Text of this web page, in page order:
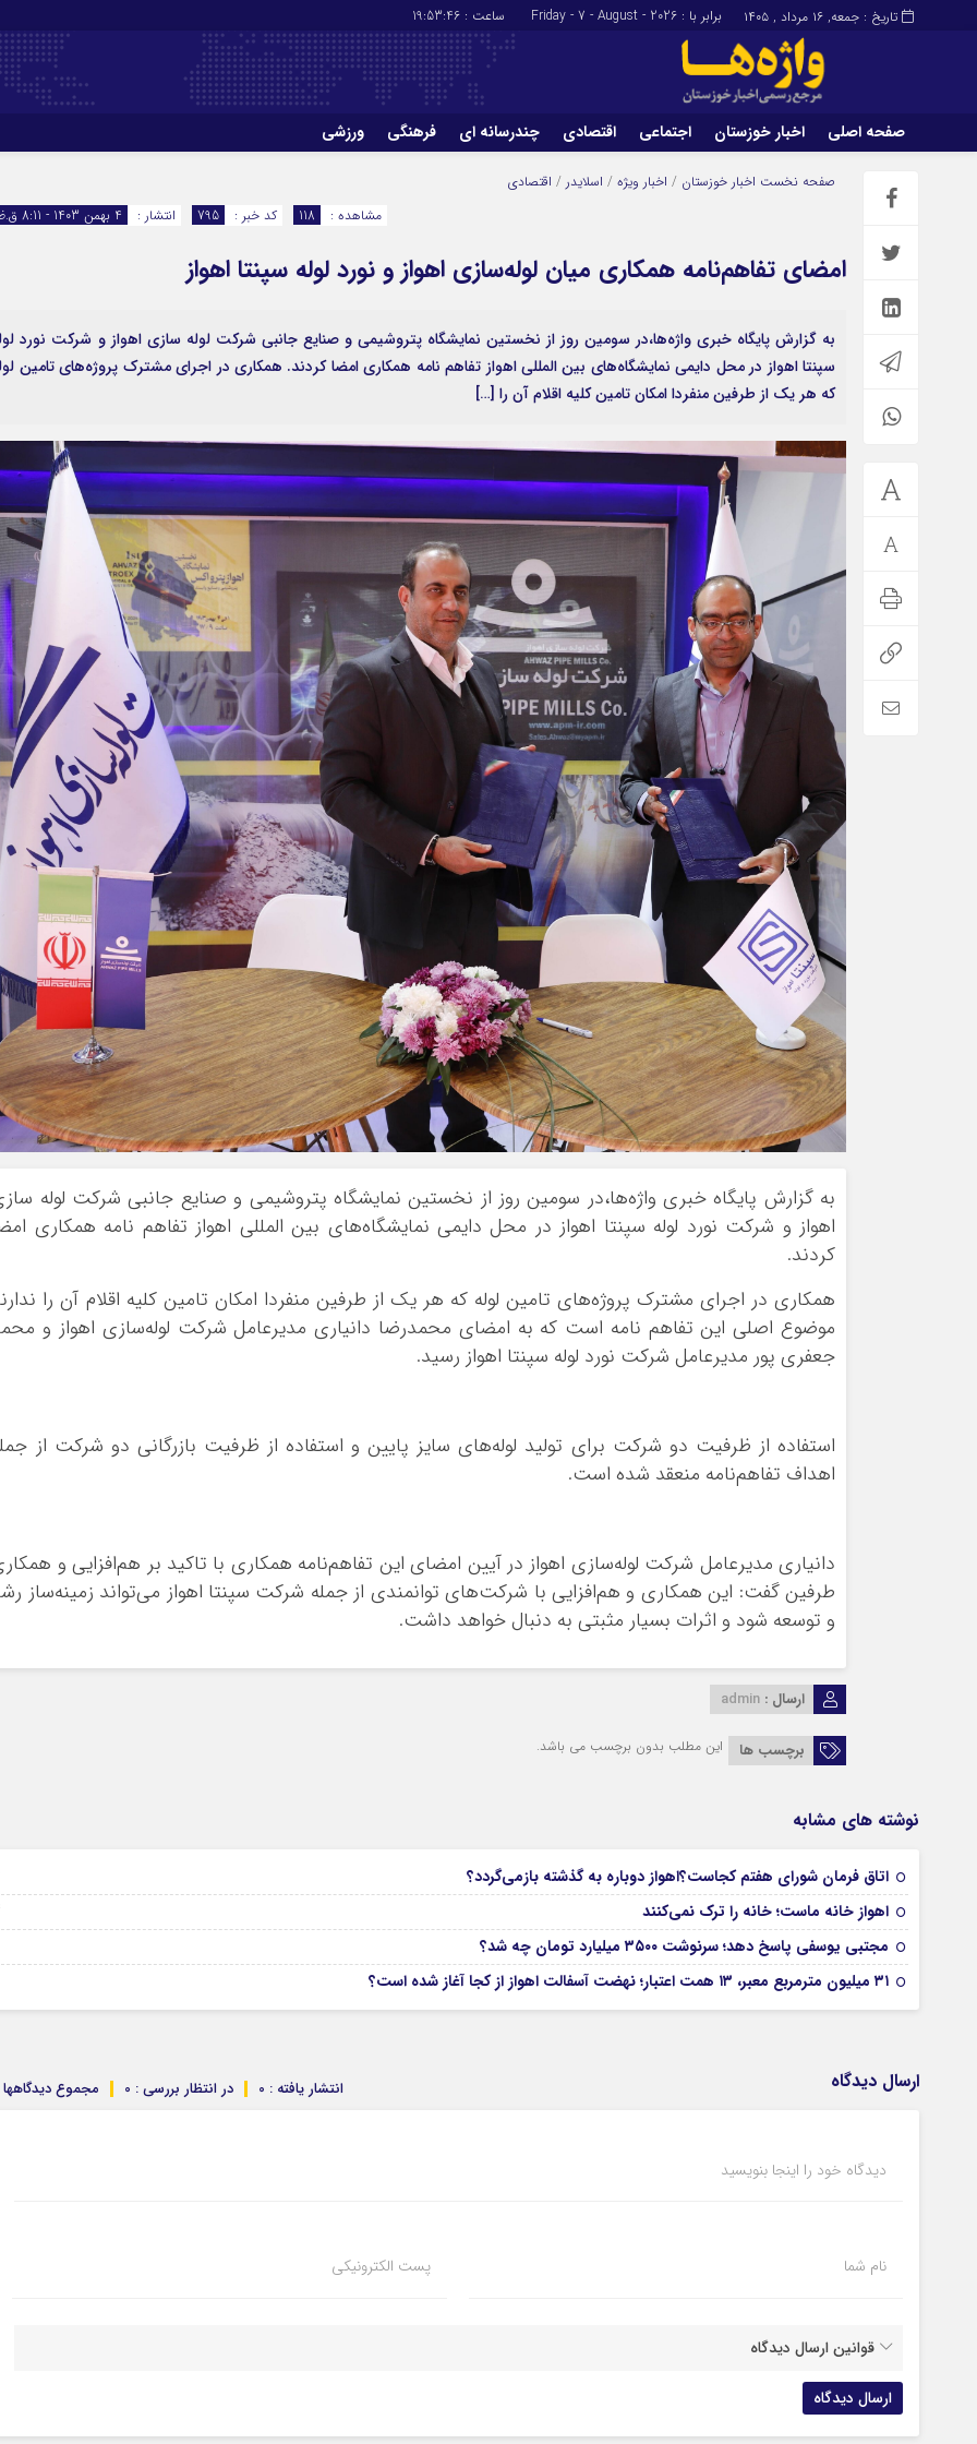
تاریخ : جمعه, ۱۶ مرداد , ۱۴۰۵ برابر با : Friday - 7 - August - 2026 ساعت : 19:53:47
صفحه اصلی اخبار خوزستان اجتماعی اقتصادی چندرسانه ای فرهنگی ورزشی
برگه نمونه تماس با ما صفحه نخست اخبار خوزستان / اخبار ویژه / اسلایدر / اقتصادی
انتشار :
4 بهمن 1403 - 8:11 ق.ظ کد خبر : 795 مشاهده : 118
امضای تفاهم‌نامه همكاری میان لوله‌سازی اهواز و نورد لوله سپنتا اهواز
به گزارش پایگاه خبری واژه‌ها،در سومین روز از نخستین نمایشگاه پتروشیمی و صنایع جانبی شرکت لوله سازی اهواز و شرکت نورد
سپنتا اهواز در محل دایمی نمایشگاه‌های بین المللی اهواز تفاهم نامه همکاری امضا کردند. همکاری در اجرای مشترک پروژه‌های تامین
که هر یک از طرفین منفردا امکان تامین کلیه اقلام آن را […]
به گزارش پایگاه خبری واژه‌ها،در سومین روز از نخستین نمایشگاه پتروشیمی و صنایع جانبی شرکت لوله
اهواز و شرکت نورد لوله سپنتا اهواز در محل دایمی نمایشگاه‌های بین المللی اهواز تفاهم نامه همکاری
کردند.
همکاری در اجرای مشترک پروژه‌های تامین لوله که هر یک از طرفین منفردا امکان تامین کلیه اقلام آن را
موضوع اصلی این تفاهم نامه است که به امضای محمدرضا دانیاری مدیرعامل شرکت لوله‌سازی اهواز و
جعفری پور مدیرعامل شرکت نورد لوله سپنتا اهواز رسید.
استفاده از ظرفیت دو شرکت برای تولید لوله‌های سایز پایین و استفاده از ظرفیت بازرگانی دو شرکت از
اهداف تفاهم‌نامه منعقد شده است.
دانیاری مدیرعامل شرکت لوله‌سازی اهواز در آیین امضای این تفاهم‌نامه همکاری با تاکید بر هم‌افزایی و
طرفین گفت: این همکاری و هم‌افزایی با شرکت‌های توانمندی از جمله شرکت سپنتا اهواز می‌تواند زمینه‌ساز
و توسعه شود و اثرات بسیار مثبتی به دنبال خواهد داشت.
ارسال : admin
برچسب ها این مطلب بدون برچسب می باشد.
نوشته های مشابه
اتاق فرمان شورای هفتم کجاست؟اهواز دوباره به گذشته بازمی‌گردد؟
اهواز خانه ماست؛ خانه را ترک نمی‌کنند
مجتبی یوسفی پاسخ دهد؛ سرنوشت ۳۵۰۰ میلیارد تومان چه شد؟
۳۱ میلیون مترمربع معبر، ۱۳ همت اعتبار؛ نهضت آسفالت اهواز از کجا آغاز شده است؟
ارسال دیدگاه مجموع دیدگاهها : در انتظار بررسی : 0 انتشار یافته : 0
دیدگاه خود را اینجا بنویسید
نام شما پست الکترونیکی
قوانین ارسال دیدگاه